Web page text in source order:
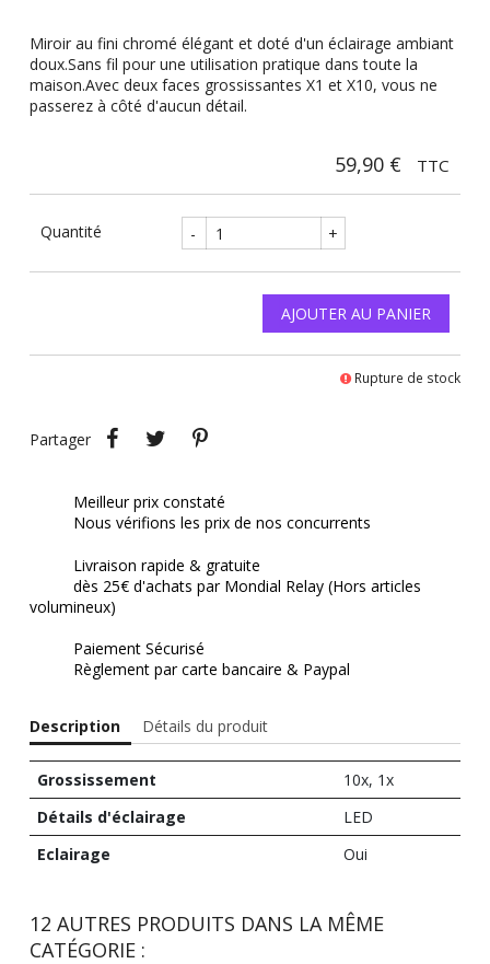
Miroir au fini chromé élégant et doté d'un éclairage ambiant
doux.Sans fil pour une utilisation pratique dans toute la
maison.Avec deux faces grossissantes X1 et X10, vous ne
passerez à côté d'aucun détail.
59,90 € TTC
Quantité - +
AJOUTER AU PANIER
Rupture de stock
Partager
PartagerTweet
Meilleur prix constaté
Nous vérifions les prix de nos concurrents
Livraison rapide & gratuite
dès 25€ d'achats par Mondial Relay (Hors articles
volumineux)
Paiement Sécurisé
Règlement par carte bancaire & Paypal
Description Détails du produit
Grossissement
10x, 1x
Détails d'éclairage
LED
Eclairage
Oui
12 AUTRES PRODUITS DANS LA MÊME
CATÉGORIE :